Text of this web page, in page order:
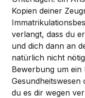
Kopien deiner
verlangt, dass du
und dich dann an
natürlich nicht
Bewerbung um ein
du es dir wegen